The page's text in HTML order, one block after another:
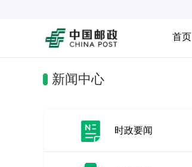
首页
新闻中心
时政要闻